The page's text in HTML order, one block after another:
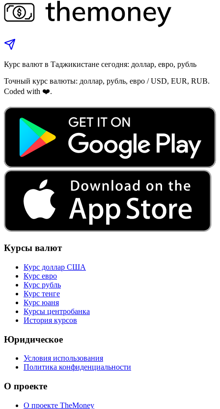
Курс валют в Таджикистане сегодня: доллар, евро, рубль
Точный курс валюты: доллар, рубль, евро / USD, EUR, RUB.
Coded with ❤️.
Курсы валют
Курс доллар США
Курс евро
Курс рубль
Курс тенге
Курс юаня
Курсы центробанка
История курсов
Юридическое
Условия использования
Политика конфиденциальности
О проекте
О проекте TheMoney